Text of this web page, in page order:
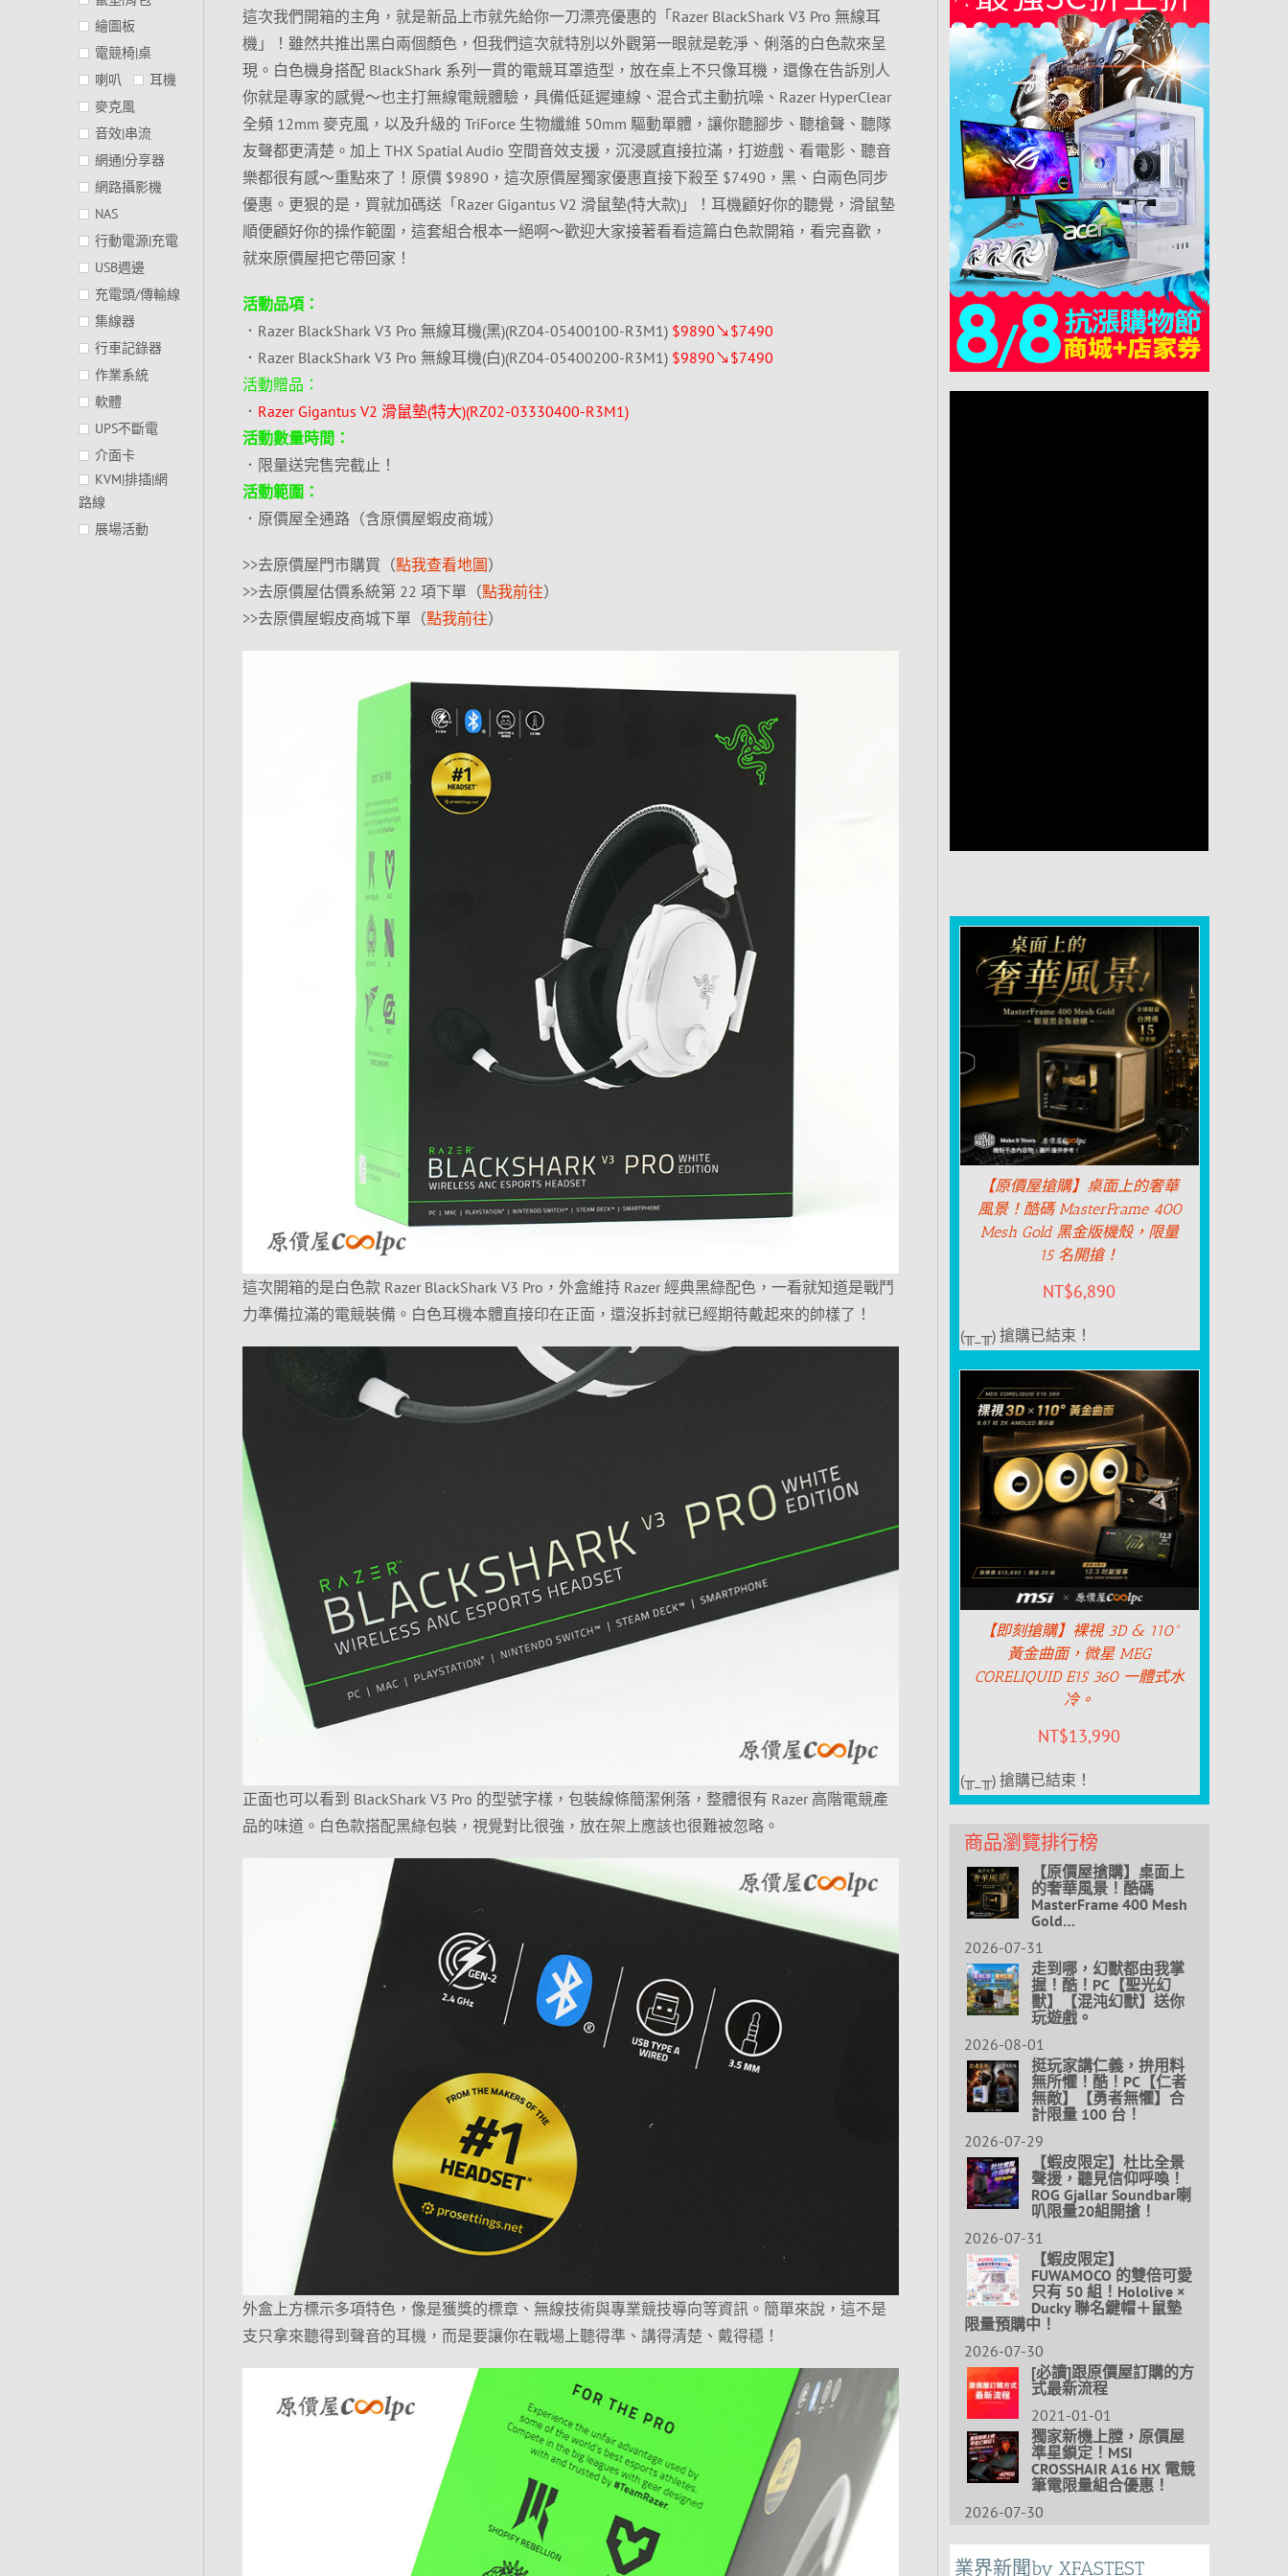
這次我們開箱的主角，就是新品上市就先給你一刀漂亮優惠的「Razer BlackShark V3 Pro 無線耳
機」！雖然共推出黑白兩個顏色，但我們這次就特別以外觀第一眼就是乾淨、俐落的白色款來呈
現。白色機身搭配 BlackShark 系列一貫的電競耳罩造型，放在桌上不只像耳機，還像在告訴別人
你就是專家的感覺～也主打無線電競體驗，具備低延遲連線、混合式主動抗噪、Razer HyperClear
全頻 12mm 麥克風，以及升級的 TriForce 生物纖維 50mm 驅動單體，讓你聽腳步、聽槍聲、聽隊
友聲都更清楚。加上 THX Spatial Audio 空間音效支援，沉浸感直接拉滿，打遊戲、看電影、聽音
樂都很有感～重點來了！原價 $9890，這次原價屋獨家優惠直接下殺至 $7490，黑、白兩色同步
優惠。更狠的是，買就加碼送「Razer Gigantus V2 滑鼠墊(特大款)」！耳機顧好你的聽覺，滑鼠墊
順便顧好你的操作範圍，這套組合根本一絕啊～歡迎大家接著看看這篇白色款開箱，看完喜歡，
就來原價屋把它帶回家！
活動品項：
．Razer BlackShark V3 Pro 無線耳機(黑)(RZ04-05400100-R3M1) $9890↘$7490
．Razer BlackShark V3 Pro 無線耳機(白)(RZ04-05400200-R3M1) $9890↘$7490
活動贈品：
． Razer Gigantus V2 滑鼠墊(特大)(RZ02-03330400-R3M1)
活動數量時間：
．限量送完售完截止！
活動範圍：
．原價屋全通路（含原價屋蝦皮商城）
>>去原價屋門市購買（點我查看地圖）
>>去原價屋估價系統第 22 項下單（點我前往）
>>去原價屋蝦皮商城下單（點我前往）
這次開箱的是白色款 Razer BlackShark V3 Pro，外盒維持 Razer 經典黑綠配色，一看就知道是戰鬥
力準備拉滿的電競裝備。白色耳機本體直接印在正面，還沒拆封就已經期待戴起來的帥樣了！
正面也可以看到 BlackShark V3 Pro 的型號字樣，包裝線條簡潔俐落，整體很有 Razer 高階電競產
品的味道。白色款搭配黑綠包裝，視覺對比很強，放在架上應該也很難被忽略。
外盒上方標示多項特色，像是獲獎的標章、無線技術與專業競技導向等資訊。簡單來說，這不是
支只拿來聽得到聲音的耳機，而是要讓你在戰場上聽得準、講得清楚、戴得穩！
繪圖板
電競椅|桌
喇叭
耳機
麥克風
音效|串流
網通|分享器
網路攝影機
NAS
行動電源|充電
USB週邊
充電頭/傳輸線
集線器
行車記錄器
作業系統
軟體
UPS不斷電
介面卡
KVM|排插|網
路線
展場活動
【原價屋搶購】桌面上的奢華
風景！酷碼 MasterFrame 400
Mesh Gold 黑金版機殼，限量
15 名開搶！
NT$6,890
(╥_╥) 搶購已結束！
【即刻搶購】裸視 3D & 110°
黃金曲面，微星 MEG
CORELIQUID E15 360 一體式水
冷。
NT$13,990
(╥_╥) 搶購已結束！
商品瀏覽排行榜
【原價屋搶購】桌面上
的奢華風景！酷碼
MasterFrame 400 Mesh
Gold…
2026-07-31
走到哪，幻獸都由我掌
握！酷！PC【聖光幻
獸】【混沌幻獸】送你
玩遊戲。
2026-08-01
挺玩家講仁義，拚用料
無所懼！酷！PC【仁者
無敵】【勇者無懼】合
計限量 100 台！
2026-07-29
【蝦皮限定】杜比全景
聲援，聽見信仰呼喚！
ROG Gjallar Soundbar喇
叭限量20組開搶！
2026-07-31
【蝦皮限定】
FUWAMOCO 的雙倍可愛
只有 50 組！Hololive ×
Ducky 聯名鍵帽＋鼠墊
限量預購中！
2026-07-30
[必讀]跟原價屋訂購的方
式最新流程
2021-01-01
獨家新機上膛，原價屋
準星鎖定！MSI
CROSSHAIR A16 HX 電競
筆電限量組合優惠！
2026-07-30
業界新聞by XFASTEST